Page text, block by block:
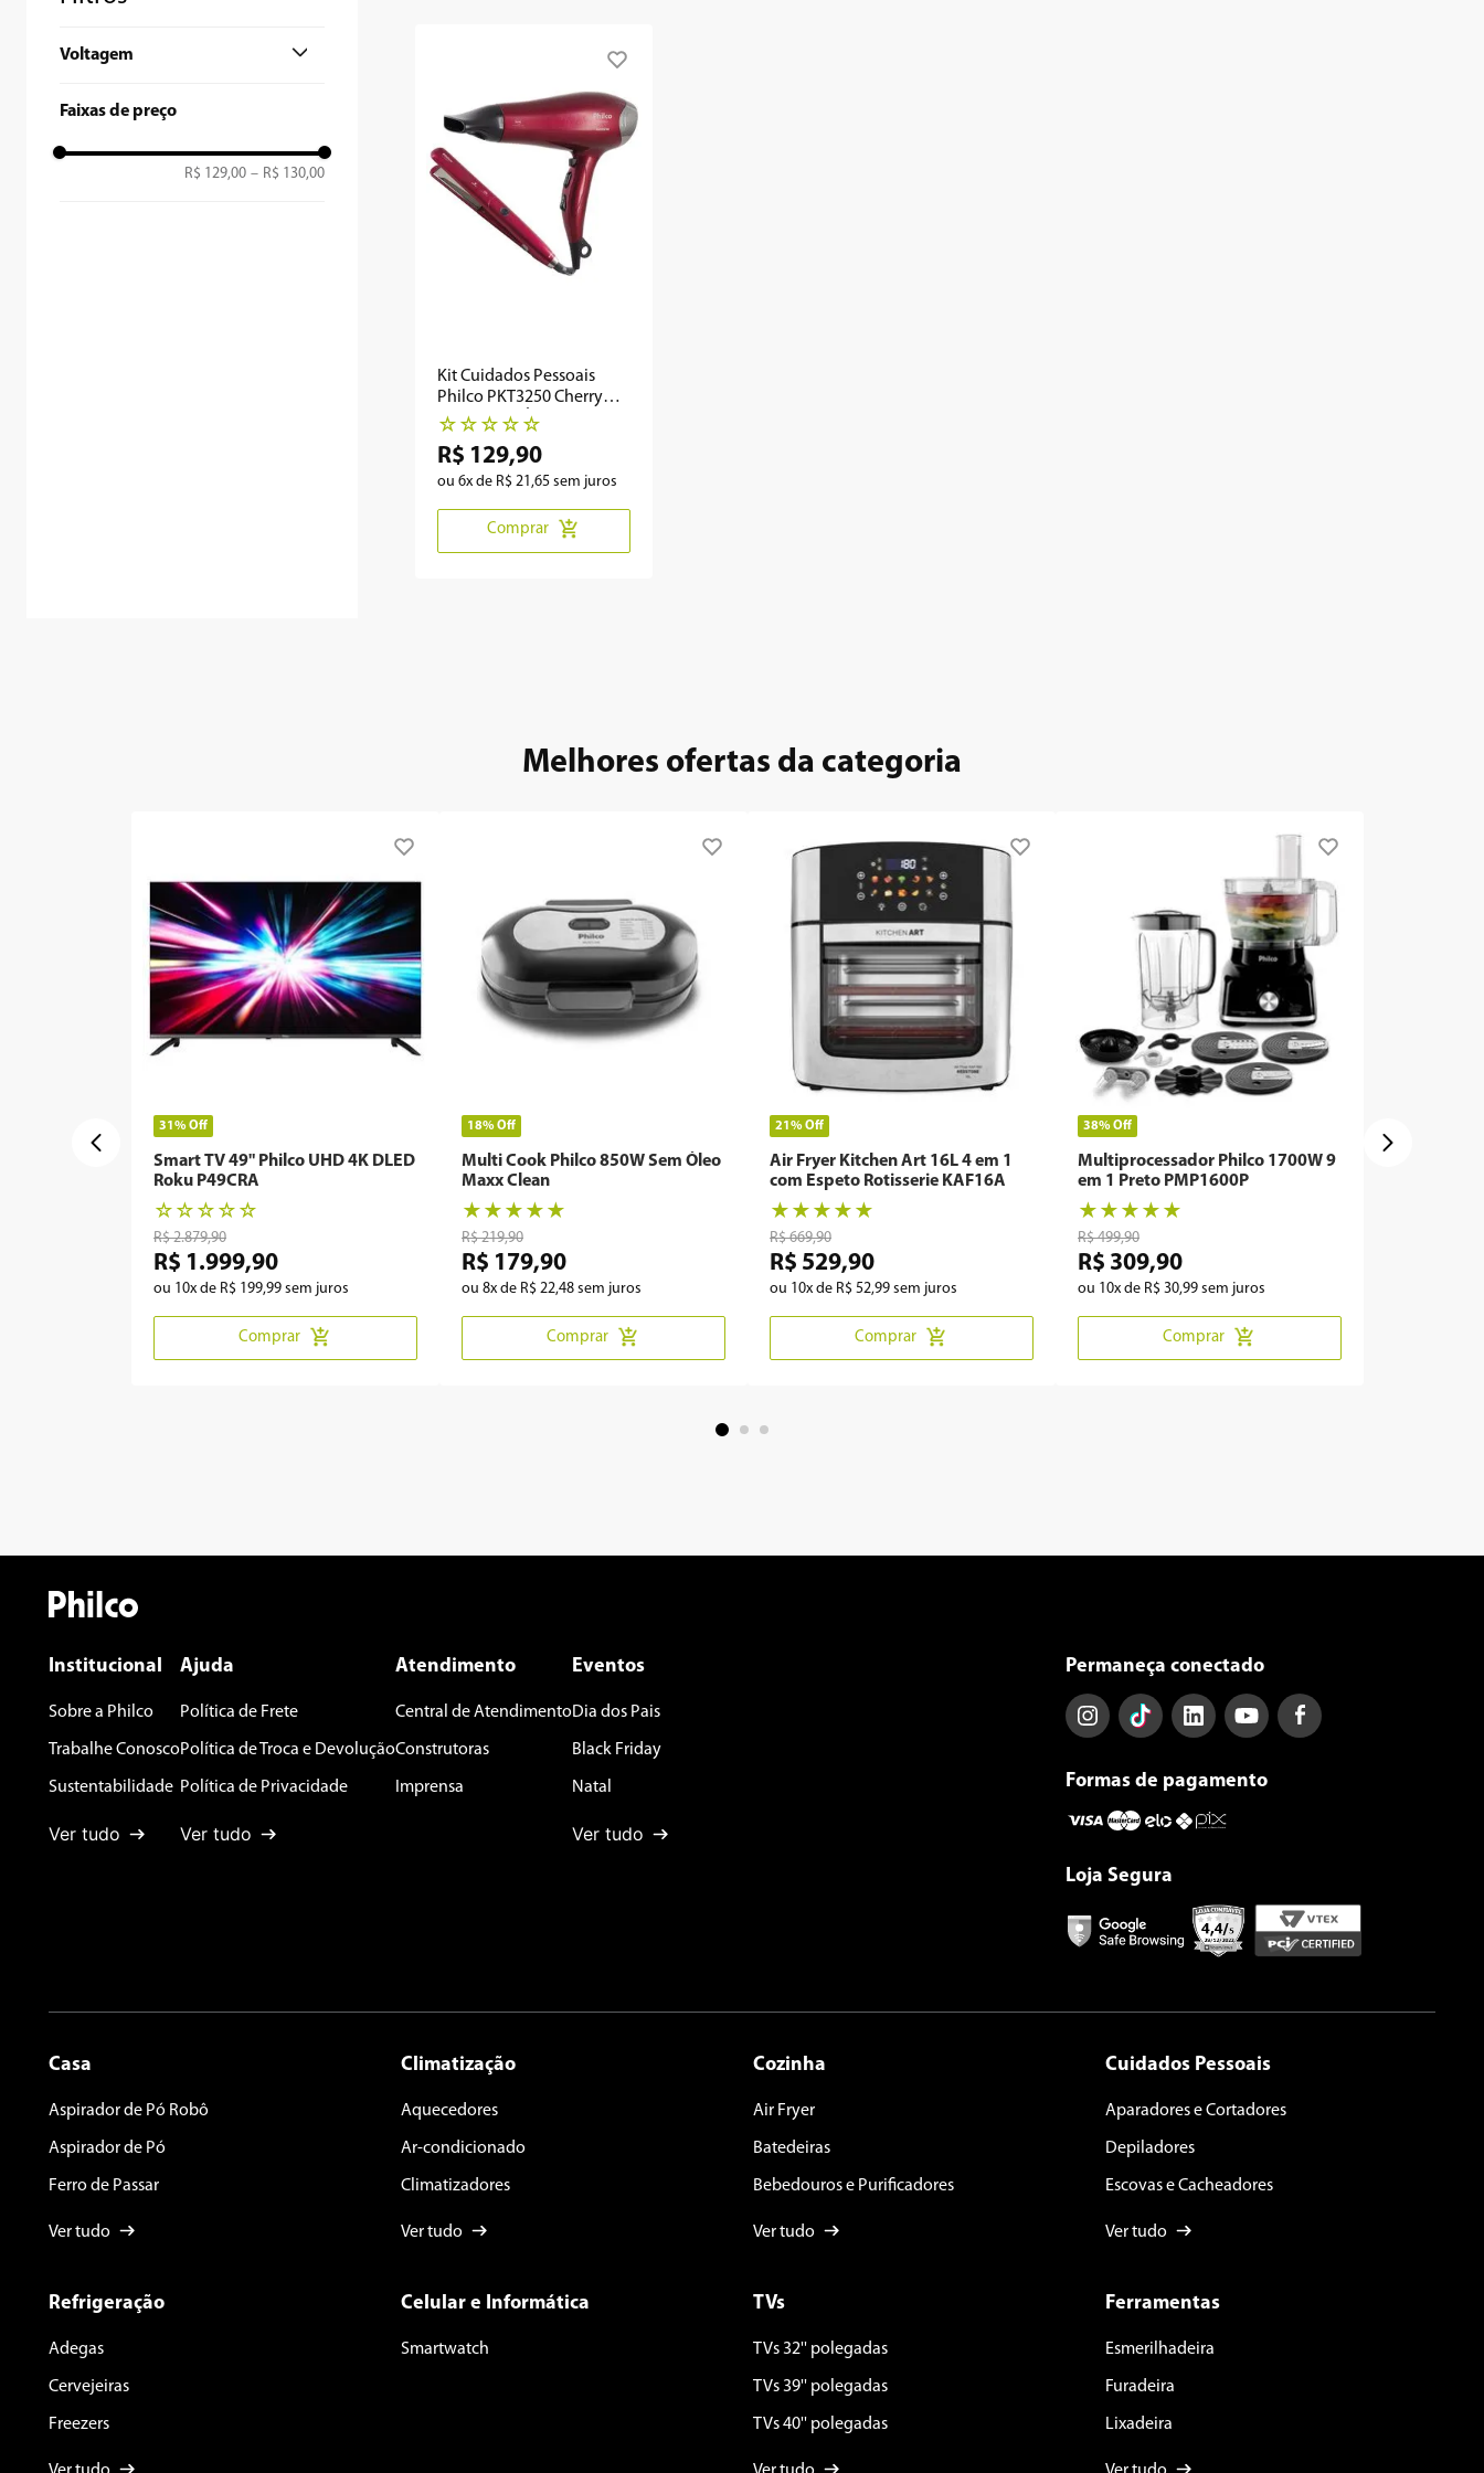
Voltagem
Faixas de preço
R$ 129,00 – R$ 130,00
Kit Cuidados Pessoais
Philco PKT3250 Cherry
Tourmaline Íon - Outlet
☆ ☆ ☆ ☆ ☆
R$ 129,90
ou 6x de R$ 21 ,65 sem juros
Comprar
Melhores ofertas da categoria
31%Off
Smart TV 49" Philco UHD 4K DLED
Roku P49CRA
☆ ☆ ☆ ☆ ☆
R$ 2.879,90
R$ 1.999,90
ou 10x de R$ 199,99 sem juros
Comprar
18%Off
Multi Cook Philco 850W Sem Óleo
Maxx Clean
★ ★ ★ ★ ★
R$ 219,90
R$ 179,90
ou8x de R$ 22,48 sem juros
Comprar
21%Off
Air Fryer Kitchen Art 16L 4 em 1
com Espeto Rotisserie KAF16A
★ ★ ★ ★ ★
R$ 669,90
R$ 529,90
ou 10x de R$ 52,99 sem juros
Comprar
38%Off
Multiprocessador Philco 1700W 9
em 1 Preto PMP1600P
★ ★ ★ ★ ★
R$ 499,90
R$ 309,90
ou 10x de R$ 30,99 sem juros
Comprar
Institucional
Sobre a Philco
Trabalhe Conosco
Sustentabilidade
Ver tudo
Ajuda
Política de Frete
Política de Troca e Devolução
Política de Privacidade
Ver tudo
Atendimento
Central de Atendimento
Construtoras
Imprensa
Eventos
Dia dos Pais
Black Friday
Natal
Ver tudo
Permaneça conectado
Formas de pagamento
Loja Segura
Casa
Aspirador de Pó Robô
Aspirador de Pó
Ferro de Passar
Ver tudo
Climatização
Aquecedores
Ar-condicionado
Climatizadores
Ver tudo
Cozinha
Air Fryer
Batedeiras
Bebedouros e Purificadores
Ver tudo
Cuidados Pessoais
Aparadores e Cortadores
Depiladores
Escovas e Cacheadores
Ver tudo
Refrigeração
Adegas
Cervejeiras
Freezers
Celular e Informática
Smartwatch
TVs
TVs 32'' polegadas
TVs 39'' polegadas
TVs 40'' polegadas
Ferramentas
Esmerilhadeira
Furadeira
Lixadeira